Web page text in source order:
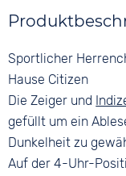
End of Life Anzeige
Leuchtzeiger / -
Stoppuhr
Zeitzonen / Weltzeit
Wasserdicht
20 bar
Material
Farbe
Silber
Schwarz
Ziffern
Keine
Silber
Material
Edelstahl
Bandschließe
Faltschließe
Sportlicher
Hause Citizen
Die Zeiger und
gefüllt um ein
Dunkelheit zu
Auf der 4-Uhr-